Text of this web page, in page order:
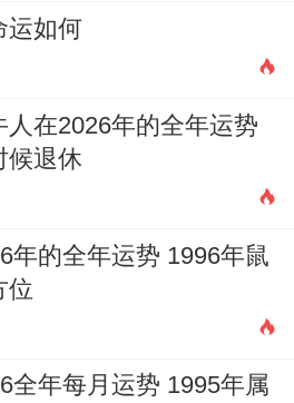
解压力，易因创新、表
火相战，情绪起伏大，感
甲木偏财透出。欲求丙
成「财生杀旺」，青少
逆心强，需家长合理引
网络消费过度。
干双丙火。七杀势盛，小
势好动，易受伤或生
运如何
在2026年的全年运势
候退休
年的全年运势 1996年鼠
位
全年每月运势 1995年属